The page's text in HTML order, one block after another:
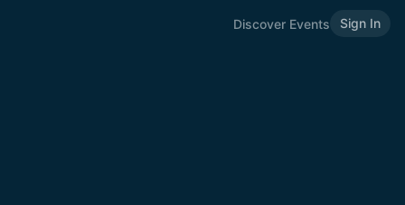
Discover Events Sign In